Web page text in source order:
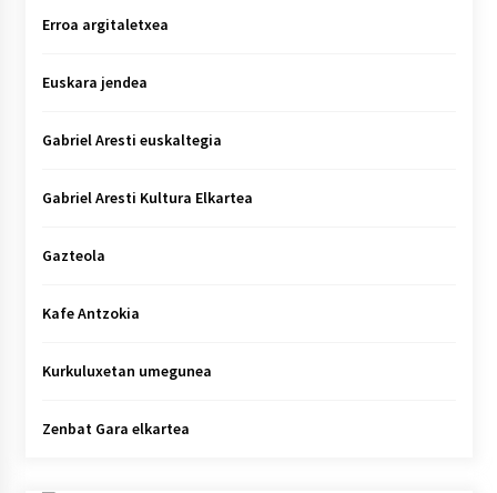
Erroa argitaletxea
Euskara jendea
Gabriel Aresti euskaltegia
Gabriel Aresti Kultura Elkartea
Gazteola
Kafe Antzokia
Kurkuluxetan umegunea
Zenbat Gara elkartea